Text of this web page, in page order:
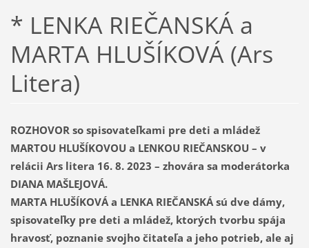
* LENKA RIEČANSKÁ a
MARTA HLUŠÍKOVÁ (Ars
Litera)
ROZHOVOR so spisovateľkami pre deti a mládež
MARTOU HLUŠÍKOVOU a LENKOU RIEČANSKOU – v
relácii Ars litera 16. 8. 2023 – zhovára sa moderátorka
DIANA MAŠLEJOVÁ.
MARTA HLUŠÍKOVÁ a LENKA RIEČANSKÁ sú dve dámy,
spisovateľky pre deti a mládež, ktorých tvorbu spája
hravosť, poznanie svojho čitateľa a jeho potrieb, ale aj